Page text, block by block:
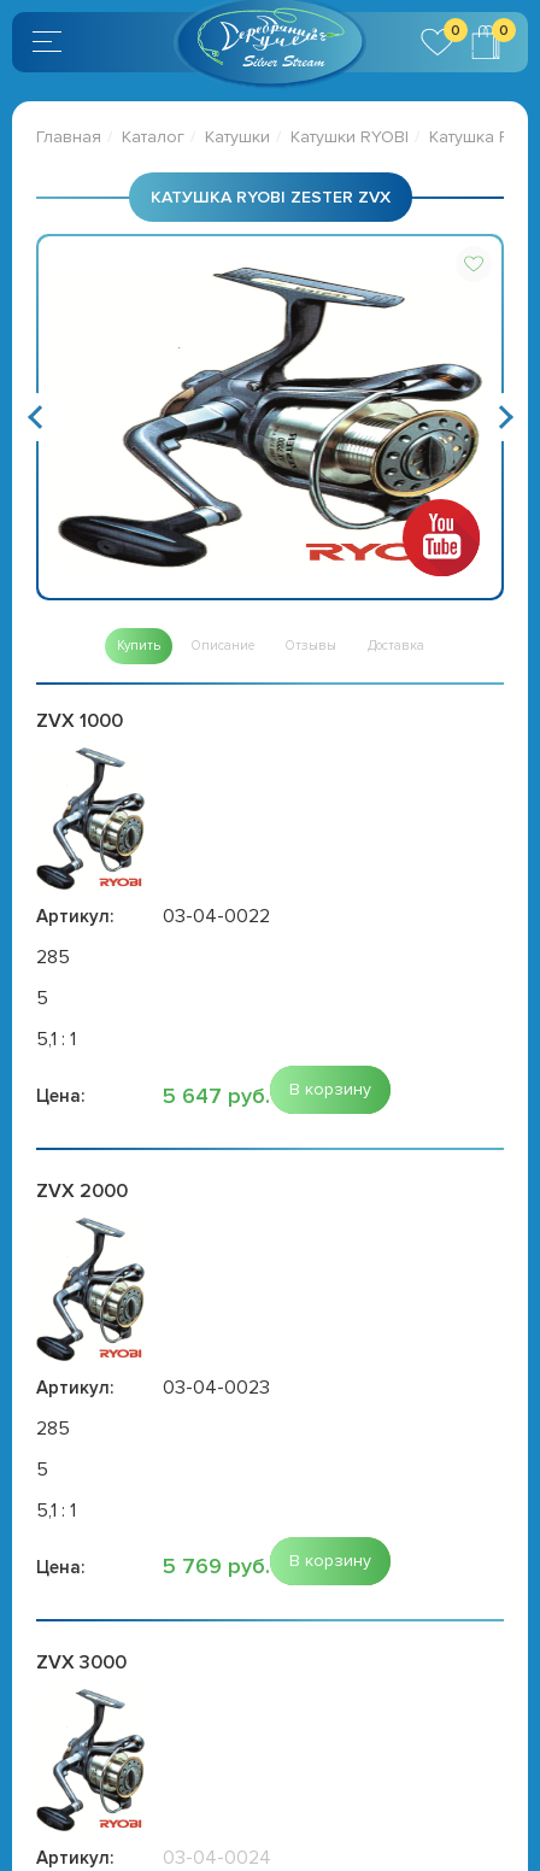
0
0
Главная Каталог Катушки Катушки RYOBI Катушка
КАТУШКА RYOBI ZESTER ZVX
Купить Описание Отзывы Доставка
ZVX 1000
Артикул:
03-04-0022
285
5
5,1 : 1
Цена: 5 647 руб. В корзину
ZVX 2000
Артикул:
03-04-0023
285
5
5,1 : 1
Цена: 5 769 руб. В корзину
ZVX 3000
Артикул:
03-04-0024